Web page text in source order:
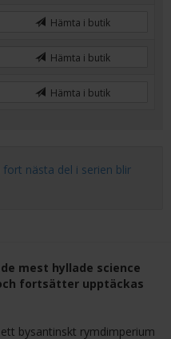
Hämta i butik
Hämta i butik
Hämta i butik
nästa del i serien blir
mest hyllade science
fortsätter upptäckas
bysantinskt rymdimperium